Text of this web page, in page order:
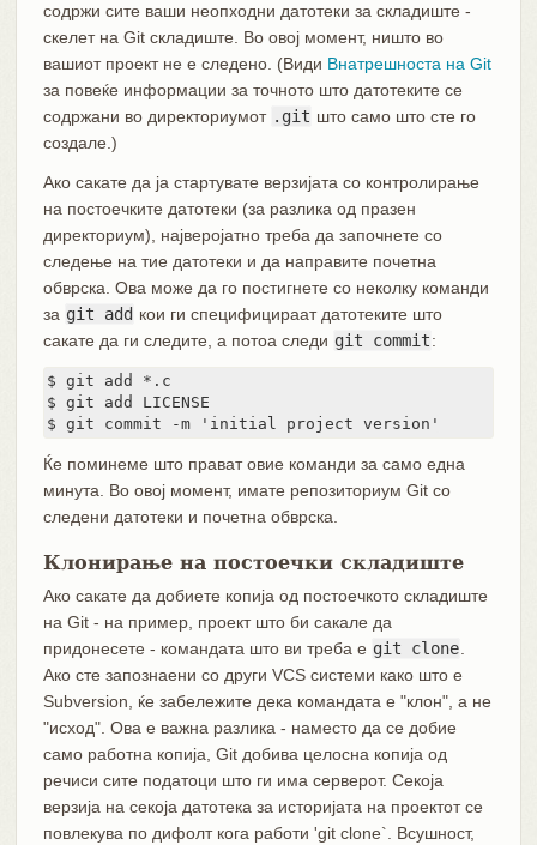
содржи сите ваши неопходни датотеки за складиште -
скелет на Git складиште. Во овој момент, ништо во
вашиот проект не е следено. (Види Внатрешноста на Git
за повеќе информации за точното што датотеките се
содржани во директориумот .git што само што сте го
создале.)
Ако сакате да ја стартувате верзијата со контролирање
на постоечките датотеки (за разлика од празен
директориум), најверојатно треба да започнете со
следење на тие датотеки и да направите почетна
обврска. Ова може да го постигнете со неколку команди
за git add кои ги специфицираат датотеките што
сакате да ги следите, а потоа следи git commit:
$ git add *.c
$ git add LICENSE
$ git commit -m 'initial project version'
Ќе поминеме што прават овие команди за само една
минута. Во овој момент, имате репозиториум Git со
следени датотеки и почетна обврска.
Клонирање на постоечки складиште
Ако сакате да добиете копија од постоечкото складиште
на Git - на пример, проект што би сакале да
придонесете - командата што ви треба е git clone
Ако сте запознаени со други VCS системи како што е
Subversion, ќе забележите дека командата е "клон", а не
"исход". Ова е важна разлика - наместо да се добие
само работна копија, Git добива целосна копија од
речиси сите податоци што ги има серверот. Секоја
верзија на секоја датотека за историјата на проектот се
повлекува по дифолт кога работи 'git clone`. Всушност,